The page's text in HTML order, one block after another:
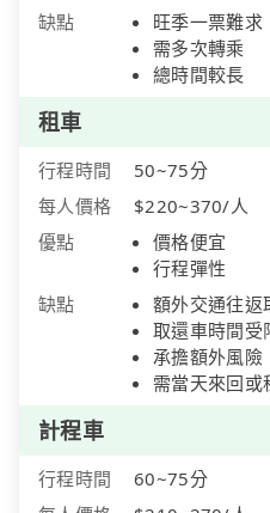
缺點
旺季一票難求
需多次轉乘
總時間較長
租車
行程時間
50~75分
每人價格
$220~370/人
優點
價格便宜
行程彈性
缺點
額外交通往返
取還車時間受
承擔額外風險
需當天來回或
計程車
行程時間
60~75分